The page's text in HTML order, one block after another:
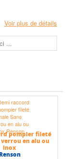
Voir plus de détails
pompier fileté
verrou en alu ou
inox
Renson